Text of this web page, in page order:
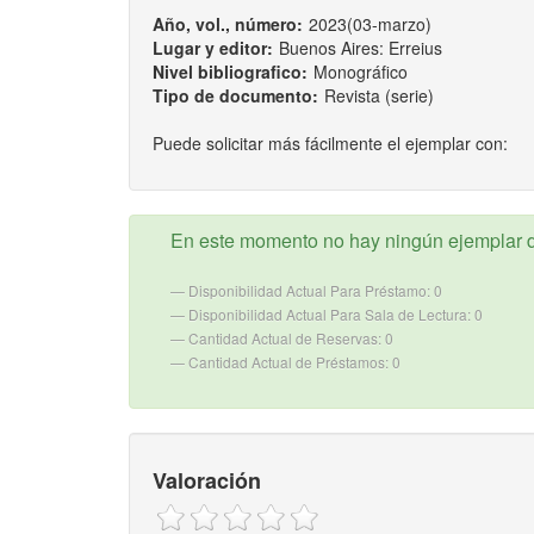
Año, vol., número: 2023(03-marzo)
Lugar y editor: Buenos Aires: Erreius
Nivel bibliografico: Monográfico
Tipo de documento: Revista (serie)
Puede solicitar más fácilmente el ejemplar con:
En este momento no hay ningún ejemplar
Disponibilidad Actual Para Préstamo: 0
Disponibilidad Actual Para Sala de Lectura: 0
Cantidad Actual de Reservas: 0
Cantidad Actual de Préstamos: 0
Valoración